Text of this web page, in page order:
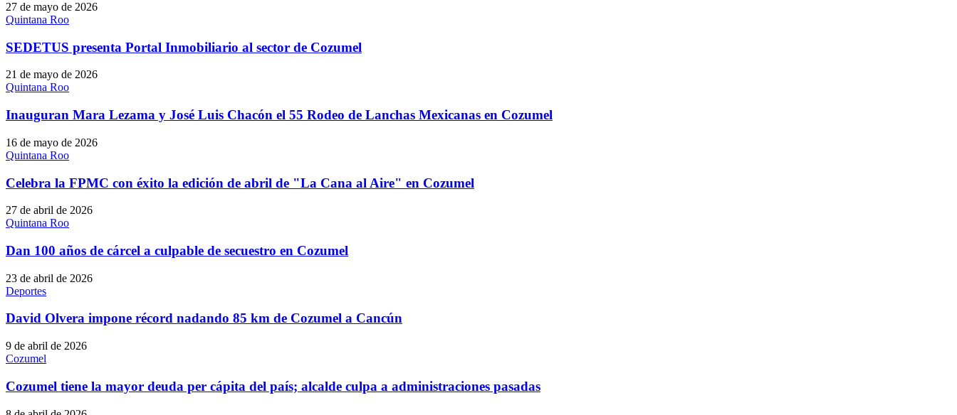
27 de mayo de 2026
Quintana Roo
SEDETUS presenta Portal Inmobiliario al sector de Cozumel
21 de mayo de 2026
Quintana Roo
Inauguran Mara Lezama y José Luis Chacón el 55 Rodeo de Lanchas Mexicanas en Cozumel
16 de mayo de 2026
Quintana Roo
Celebra la FPMC con éxito la edición de abril de "La Cana al Aire" en Cozumel
27 de abril de 2026
Quintana Roo
Dan 100 años de cárcel a culpable de secuestro en Cozumel
23 de abril de 2026
Deportes
David Olvera impone récord nadando 85 km de Cozumel a Cancún
9 de abril de 2026
Cozumel
Cozumel tiene la mayor deuda per cápita del país; alcalde culpa a administraciones pasadas